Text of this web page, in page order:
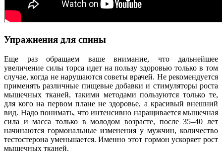
Упражнения для спины
Еще раз обращаем ваше внимание, что дальнейшее
увеличение силы торса идет на пользу здоровью только в том
случае, когда не нарушаются советы врачей. Не рекомендуется
применять различные пищевые добавки и стимуляторы роста
мышечных тканей, такими методами пользуются только те,
для кого на первом плане не здоровье, а красивый внешний
вид. Надо понимать, что интенсивно наращивается мышечная
сила и масса только в молодом возрасте, после 35–40 лет
начинаются гормональные изменения у мужчин, количество
тестостерона уменьшается. Именно этот гормон ускоряет рост
мышечных тканей.